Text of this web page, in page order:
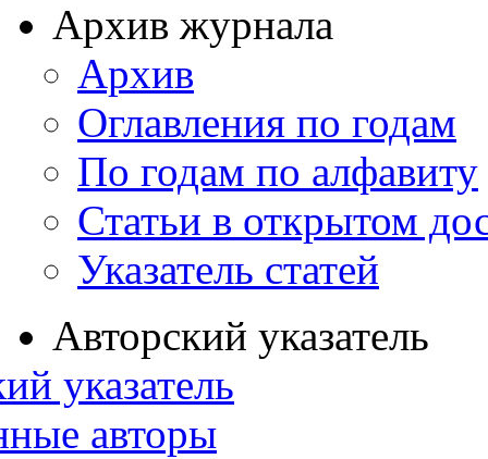
Архив журнала
Архив
Оглавления по годам
По годам по алфавиту
Статьи в открытом
Указатель статей
Авторский указатель
указатель
авторы